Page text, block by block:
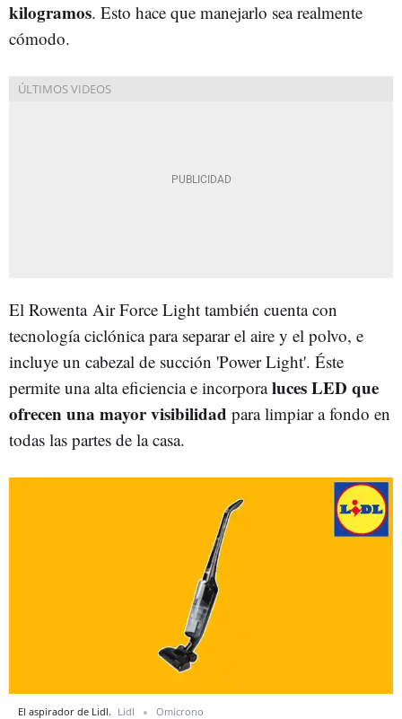
kilogramos. Esto hace que manejarlo sea realmente
cómodo.
El Rowenta Air Force Light también cuenta con
tecnología ciclónica para separar el aire y el polvo, e
incluye un cabezal de succión 'Power Light'. Éste
permite una alta eficiencia e incorporaluces LED que
ofrecen una mayor visibilidad para limpiar a fondo en
todas las partes de la casa.
El aspirador de Lidl. Lidl Omicrono